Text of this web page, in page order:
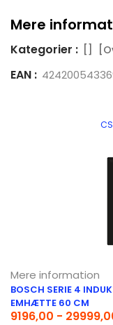
Mere
Kategorier : []
EAN :
Mere information
BOSCH SERIE 4
EMHÆTTE 60 CM
9196,00 -